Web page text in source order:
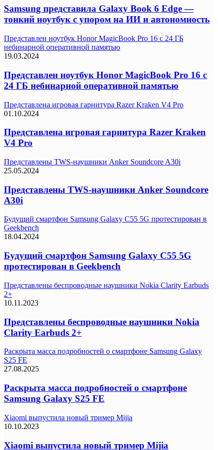
Samsung представила Galaxy Book 6 Edge —
тонкий ноутбук с упором на ИИ и автономность
Представлен ноутбук Honor MagicBook Pro 16 с 24 ГБ
небинарной оперативной памятью
19.03.2024
Представлен ноутбук Honor MagicBook Pro 16 с
24 ГБ небинарной оперативной памятью
Представлена игровая гарнитура Razer Kraken V4 Pro
01.10.2024
Представлена игровая гарнитура Razer Kraken
V4 Pro
Представлены TWS-наушники Anker Soundcore A30i
25.05.2024
Представлены TWS-наушники Anker Soundcore
A30i
Будущий смартфон Samsung Galaxy C55 5G протестирован в
Geekbench
18.04.2024
Будущий смартфон Samsung Galaxy C55 5G
протестирован в Geekbench
Представлены беспроводные наушники Nokia Clarity Earbuds
2+
10.11.2023
Представлены беспроводные наушники Nokia
Clarity Earbuds 2+
Раскрыта масса подробностей о смартфоне Samsung Galaxy
S25 FE
27.08.2025
Раскрыта масса подробностей о смартфоне
Samsung Galaxy S25 FE
Xiaomi выпустила новый тример Mijia
10.10.2023
Xiaomi выпустила новый тример Mijia